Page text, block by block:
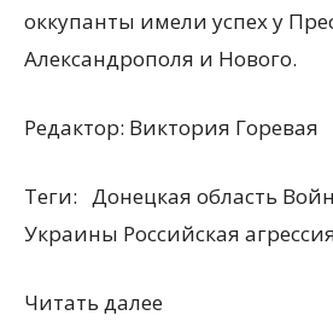
оккупанты имели успех у
Александрополя и Нового.
Редактор: Виктория Горевая
Теги: Донецкая область
Украины Российская
Читать далее